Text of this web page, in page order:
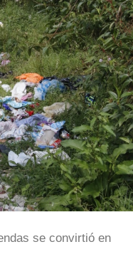
se convirtió en